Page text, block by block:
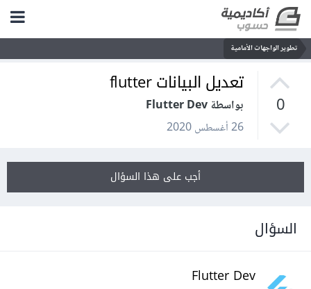
تطوير الواجهات الأمامية
0
تعديل البيانات flutter
بواسطة Flutter Dev
26 أغسطس 2020
أجب على هذا السؤال
السؤال
Flutter Dev